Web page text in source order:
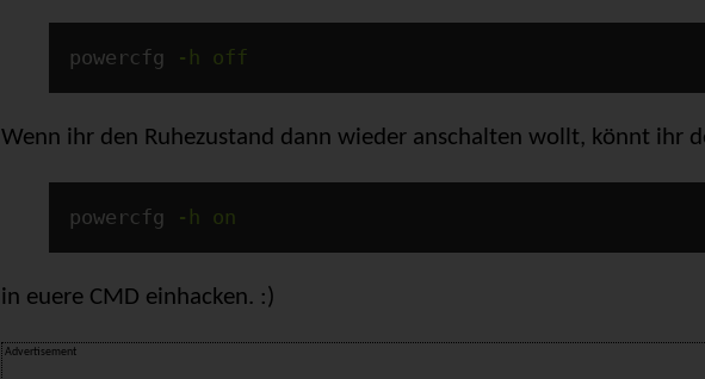
powercfg -h off
Wenn ihr den Ruhezustand dann wieder anschalten wollt, könnt ihr
powercfg -h on
in euere CMD einhacken. :)
Advertisement